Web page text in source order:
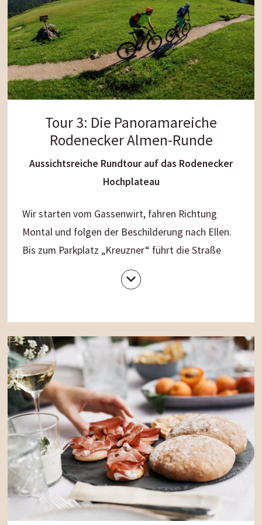
Greinwalden gelangen wir nach Pfalzen und
Issing.
Hier können wir noch dieLatschenölbrennerei
und den Kräutergarten Bergilabesichtigen bevor
wir zum Gassenwirt zurückkehren.
Streckenlänge : 22,5 km
Fahrzeit: 1,5 Stunden
Tour 3: Die Panoramareiche
Rodenecker Almen-Runde
Aussichtsreiche Rundtour auf das Rodenecker
Hochplateau
Wir starten vom Gassenwirt, fahren Richtung
Montal und folgen der Beschilderung nach Ellen.
Bis zum Parkplatz „Kreuzner“ führt die Straße
ziemlich steil an einigen Höfen vorbei…
also! Nun radeln wir der
Forstweg durch den Wald bis wir dassonnige
Hochplateauerreichen. Auf einer der vielen
Almhütten
halten wir Mittagsrast und erfreuen
uns am vielfältigen Weitblick auf die Villnösser
Geisler, den Peitlerkofel sowie die Pustertaler
Berge. Über diesanften Almwiesendes
Hochplateaus radeln wir Richtung Rodeneck und
folgen ab Mühlbach dem Radweg zurück zum
Gassenwirt. Entspannung gefällig? Bei
erholsamen Genussmomentenin unserem
Wellnessbereich mit aromatischem Zirmbad und